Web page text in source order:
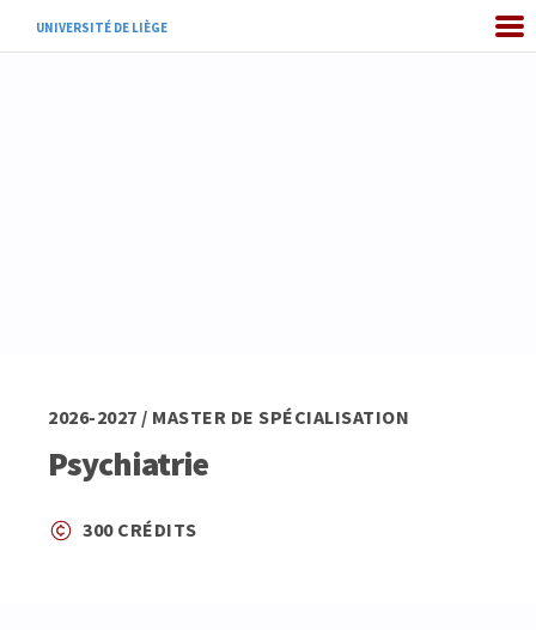
UNIVERSITÉ DE LIÈGE
2026-2027 / MASTER DE SPÉCIALISATION
Psychiatrie
300 CRÉDITS